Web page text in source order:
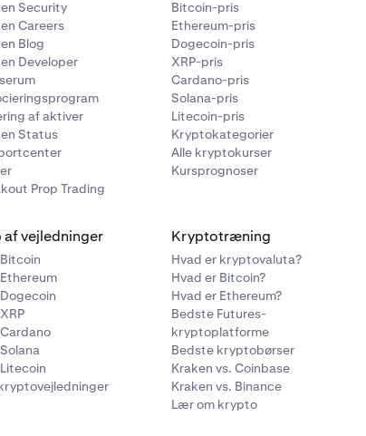
Security
Careers
Blog
Developer
af aktiver
Status
Prop Trading
Bitcoin-pris
Ethereum-pris
Dogecoin-pris
XRP-pris
Cardano-pris
Solana-pris
Litecoin-pris
Kryptokategorier
Alle kryptokurser
Kursprognoser
af vejledninger Kryptotræning
Hvad er kryptovaluta?
Hvad er Bitcoin?
Hvad er Ethereum?
Bedste Futures-
kryptoplatforme
Bedste kryptobørser
Kraken vs. Coinbase
Kraken vs. Binance
Lær om krypto